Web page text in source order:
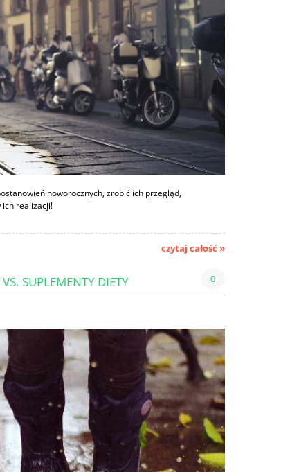
noworocznych, zrobić ich przegląd,
ich realizacji!
czytaj całość »
SUPLEMENTY DIETY 0